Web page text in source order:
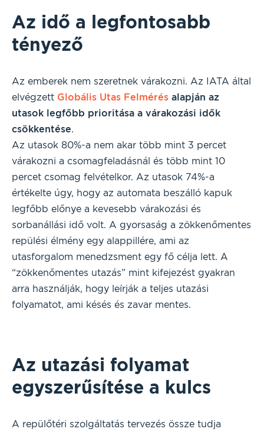
Az idő a legfontosabb
tényező
Az emberek nem szeretnek várakozni. Az IATA által
elvégzett Globális Utas Felmérés alapján az
utasok legfőbb prioritása a várakozási idők
csökkentése.
Az utasok 80%-a nem akar több mint 3 percet
várakozni a csomagfeladásnál és több mint 10
percet csomag felvételkor. Az utasok 74%-a
értékelte úgy, hogy az automata beszálló kapuk
legfőbb előnye a kevesebb várakozási és
sorbanállási idő volt. A gyorsaság a zökkenőmentes
repülési élmény egy alappillére, ami az
utasforgalom menedzsment egy fő célja lett. A
“zökkenőmentes utazás” mint kifejezést gyakran
arra használják, hogy leírják a teljes utazási
folyamatot, ami késés és zavar mentes.
Az utazási folyamat
egyszerűsítése a kulcs
A repülőtéri szolgáltatás tervezés össze tudja